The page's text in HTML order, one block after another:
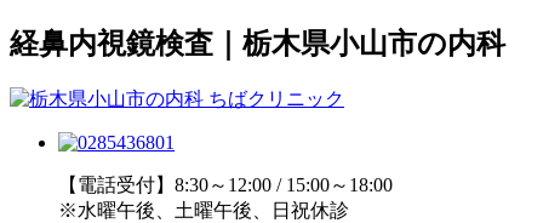
経鼻内視鏡検査｜栃木県小山市の内科
【電話受付】8:30～12:00 / 15:00～18:00
※水曜午後、土曜午後、日祝休診